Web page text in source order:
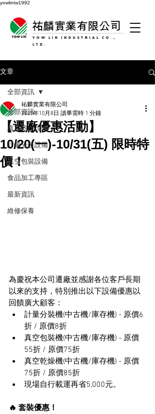
yowlintw1992
祐麟實業有限公司
YOW LIN INDUSTRIAL CO.,
LTD.
文章
全部資訊
真空乾燥設備
計量分裝設備
真空包裝設備
食品加工專區
最新資訊
維修保養
全部資訊
【遷廠優惠活動】
10/20(一)-10/31(五) 限時特
價！
祐麟實業有限公司
2025年10月8日 讀畢需時 1 分鐘
為慶祝本公司遷廠並感謝各位客戶長期
以來的支持，特別推出以下設備優惠以
回饋廣大顧客：
計量分裝機(中古機/庫存機) - 原價6
折 / 原價8折
真空包裝機(中古機/庫存機) - 原價
55折 / 原價75折
真空乾燥機(中古機/庫存機) - 原價
75折 / 原價85折
現場自行載運再省5,000元。
🔥 套裝優惠！